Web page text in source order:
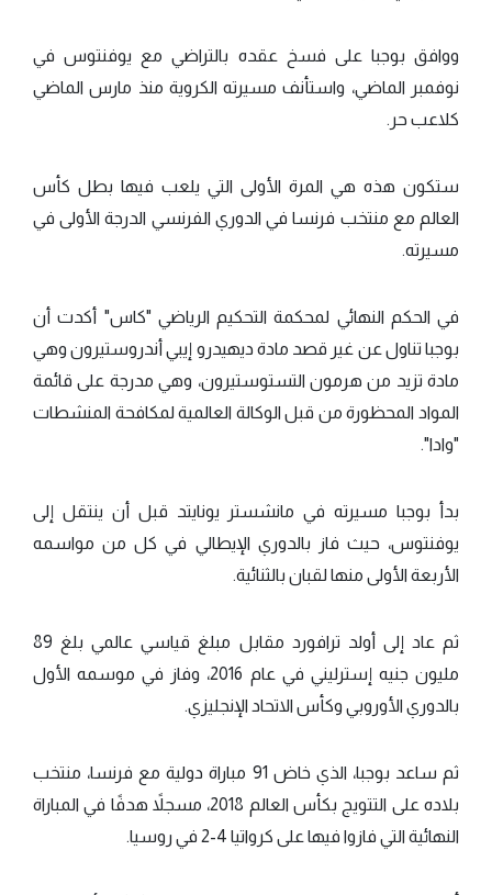
ووافق بوجبا على فسخ عقده بالتراضي مع يوفنتوس في
نوفمبر الماضي، واستأنف مسيرته الكروية منذ مارس الماضي
كلاعب حر.
ستكون هذه هي المرة الأولى التي يلعب فيها بطل كأس
العالم مع منتخب فرنسا في الدوري الفرنسي الدرجة الأولى في
مسيرته.
في الحكم النهائي لمحكمة التحكيم الرياضي "كاس" أكدت أن
بوجبا تناول عن غير قصد مادة ديهيدرو إيبي أندروستيرون وهي
مادة تزيد من هرمون التستوستيرون، وهي مدرجة على قائمة
المواد المحظورة من قبل الوكالة العالمية لمكافحة المنشطات
"وادا".
بدأ بوجبا مسيرته في مانشستر يونايتد قبل أن ينتقل إلى
يوفنتوس، حيث فاز بالدوري الإيطالي في كل من مواسمه
الأربعة الأولى منها لقبان بالثنائية.
ثم عاد إلى أولد ترافورد مقابل مبلغ قياسي عالمي بلغ 89
مليون جنيه إسترليني في عام 2016، وفاز في موسمه الأول
بالدوري الأوروبي وكأس الاتحاد الإنجليزي.
ثم ساعد بوجبا، الذي خاض 91 مباراة دولية مع فرنسا، منتخب
بلاده على التتويج بكأس العالم 2018، مسجلاً هدفًا في المباراة
النهائية التي فازوا فيها على كرواتيا 4-2 في روسيا.